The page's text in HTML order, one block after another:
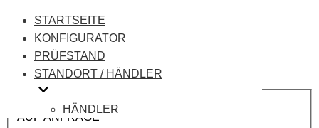
STARTSEITE
KONFIGURATOR
PRÜFSTAND
STANDORT / HÄNDLER
HÄNDLER
Klasse ML350 CDI V6 3.0
Leistung:211 PS
Drehmoment:540 NM
Motortyp:Diesel
PREIS
AUF ANFRAGE